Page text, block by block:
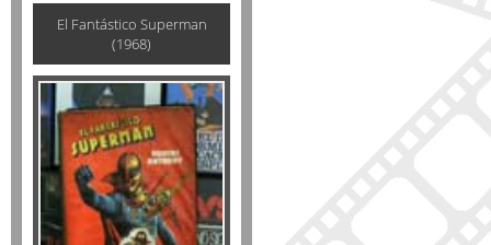
El Fantástico Superman
(1968)